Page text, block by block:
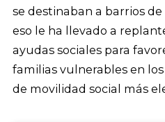
se destinaban a barrios
eso le ha llevado a
ayudas sociales para
familias vulnerables en
de movilidad social más